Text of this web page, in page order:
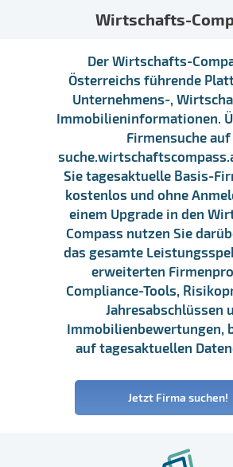
Wirtschafts-
Der Wirtschafts-
Österreichs führende
Unternehmens-,
Immobilieninformationen.
Firmensuche auf
Sie tagesaktuelle Basis-
kostenlos und ohne
einem Upgrade in den
Compass nutzen Sie
das gesamte
erweiterten
Compliance-Tools,
Jahresabschlüssen
Immobilienbewertungen,
auf tagesaktuellen
Jetzt Firma suchen!